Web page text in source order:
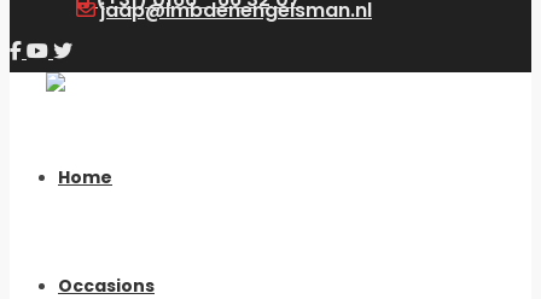
jaap@lmbdenengelsman.nl
Home
Occasions